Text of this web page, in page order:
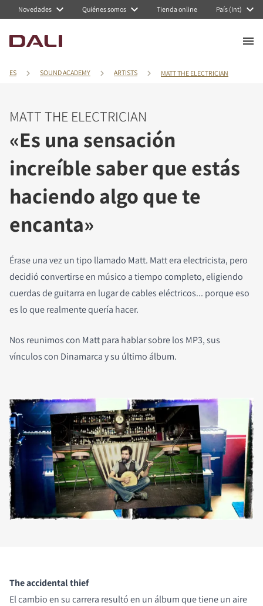
Novedades Quiénes somos Tienda online País (Int)
ES SOUND ACADEMY ARTISTS MATT THE ELECTRICIAN
MATT THE ELECTRICIAN
«Es una sensación
increíble saber que estás
haciendo algo que te
encanta»
Érase una vez un tipo llamado Matt. Matt era electricista, pero
decidió convertirse en músico a tiempo completo, eligiendo
cuerdas de guitarra en lugar de cables eléctricos... porque eso
es lo que realmente quería hacer.
Nos reunimos con Matt para hablar sobre los MP3, sus
vínculos con Dinamarca y su último álbum.
The accidental thief
El cambio en su carrera resultó en un álbum que tiene un aire